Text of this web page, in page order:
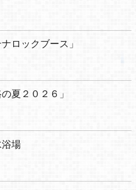
ロックブース」
の夏２０２６」
場